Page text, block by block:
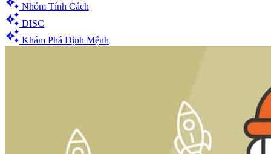
Nhóm Tính Cách
auto_awesome DISC
auto_awesome Khám Phá Định Mệnh